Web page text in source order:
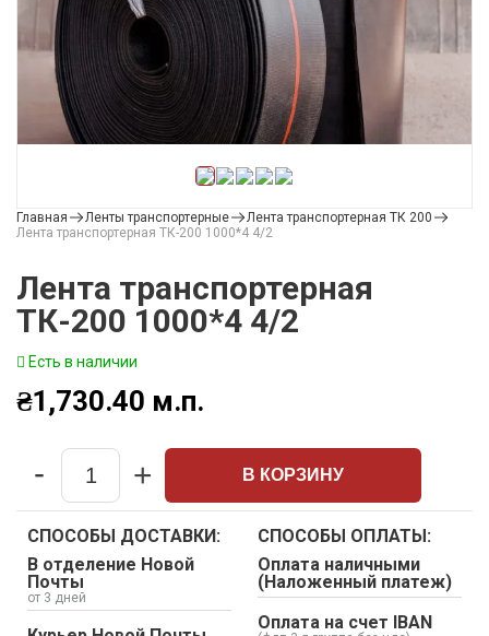
Главная Ленты транспортерные
Лента транспортерная ТК 200
Лента транспортерная ТК-200 1000*4 4/2
Лента транспортерная
ТК-200 1000*4 4/2
Есть в наличии
₴1,730.40 м.п.
Quantity
- + В КОРЗИНУ
СПОСОБЫ ДОСТАВКИ:
В отделение Новой
Почты
от 3 дней
СПОСОБЫ ОПЛАТЫ:
Оплата наличными
(Наложенный платеж)
Оплата на счет IBAN